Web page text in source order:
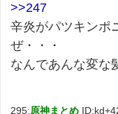
>>247
辛炎がパツキンポ
ぜ・・・
なんであんな変な
295:原神まとめ